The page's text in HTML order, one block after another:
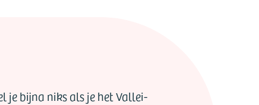
je bijna niks als je het Vallei-